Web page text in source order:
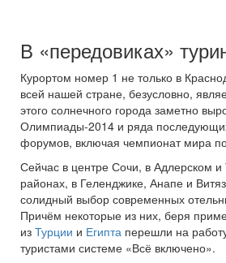
В «передовиках»
Курортом номер 1 не только в
всей нашей стране, безусловно,
этого солнечного города заметно
Олимпиады-2014 и ряда
форумов, включая чемпионат мира
Сейчас в центре Сочи, в Адлерском и
районах, в Геленджике, Анапе и
солидный выбор современных
Причём некоторые из них, беря
из Турции и Египта перешли на
туристами системе «Всё включено».